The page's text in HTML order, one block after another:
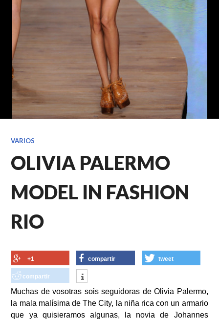
VARIOS
OLIVIA PALERMO
MODEL IN FASHION
RIO
+1 compartir tweet
compartir
Muchas de vosotras sois seguidoras de Olivia Palermo,
la mala malísima de The City, la niña rica con un armario
que ya quisieramos algunas, la novia de Johannes